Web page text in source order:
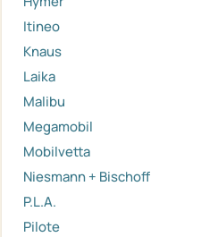
Itineo
Knaus
Laika
Malibu
Megamobil
Mobilvetta
Niesmann + Bischoff
P.L.A.
Pilote